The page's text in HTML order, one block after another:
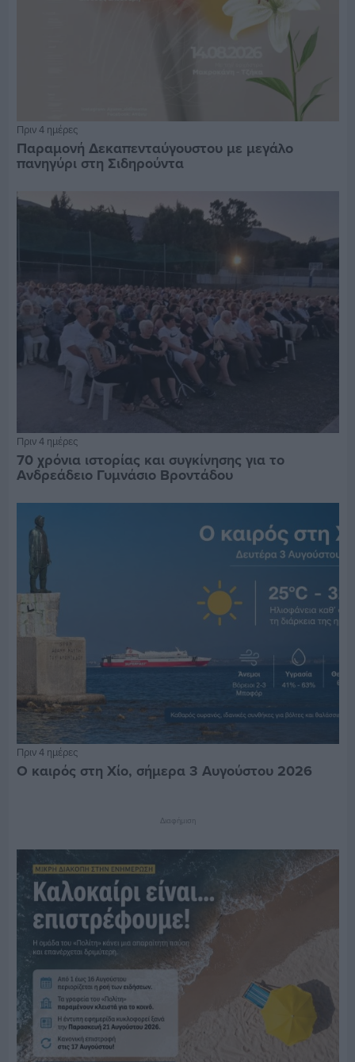
Πριν 4 ημέρες
Παραμονή Δεκαπενταύγουστου με μεγάλο
πανηγύρι στη Σιδηρούντα
Πριν 4 ημέρες
70 χρόνια ιστορίας και συγκίνησης για το
Ανδρεάδειο Γυμνάσιο Βροντάδου
Πριν 4 ημέρες
Ο καιρός στη Χίο, σήμερα 3 Αυγούστου 2026
Διαφήμιση